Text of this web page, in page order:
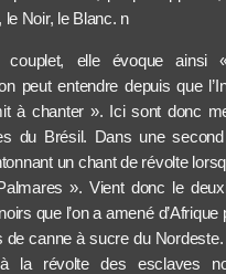
le Noir, le Blanc. n
couplet, elle évoque ainsi
peut entendre depuis que
à chanter ». Ici sont donc
du Brésil. Dans une
un chant de révolte
». Vient donc le
que l’on a amené d’Afrique
de canne à sucre du
la révolte des esclaves